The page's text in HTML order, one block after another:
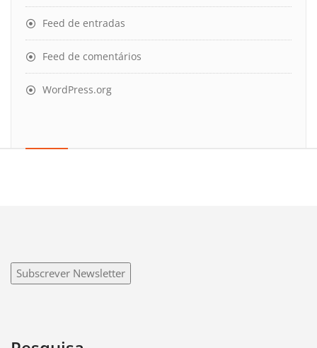
Feed de entradas
Feed de comentários
WordPress.org
Subscrever Newsletter